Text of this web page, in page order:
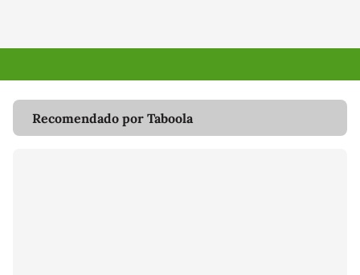
Recomendado por Taboola